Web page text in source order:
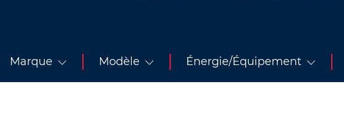
Marque Modèle Énergie/Équipement